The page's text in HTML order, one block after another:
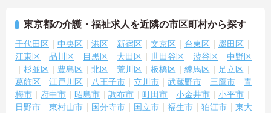
東京都の介護・福祉求人を近隣の市区町村から探す
千代田区 中央区 港区 新宿区 文京区 台東区
墨田区
江東区
品川区 目黒区 大田区 世田谷区 渋谷区
中野区
杉並区
豊島区 北区 荒川区 板橋区 練馬区
足立区
葛飾区
江戸川区 八王子市 立川市 武蔵野市 三鷹市
青
梅市
府中市 昭島市 調布市 町田市 小金井市
小平市
日野市
東村山市 国分寺市 国立市 福生市 狛江市
東大